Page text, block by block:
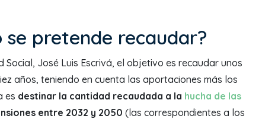
se pretende recaudar?
Social, José Luis Escrivá, el objetivo es recaudar unos
años, teniendo en cuenta las aportaciones más los
es destinar la cantidad recaudada a la hucha de las
entre 2032 y 2050 (las correspondientes a los